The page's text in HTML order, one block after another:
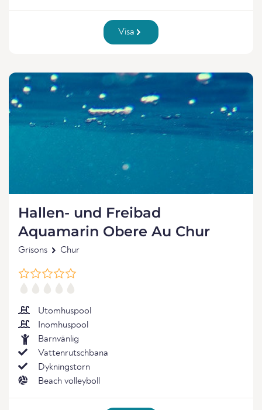
Visa
Hallen- und Freibad
Aquamarin Obere Au Chur
Grisons Chur
Utomhuspool
Inomhuspool
Barnvänlig
Vattenrutschbana
Dykningstorn
Beach volleyboll